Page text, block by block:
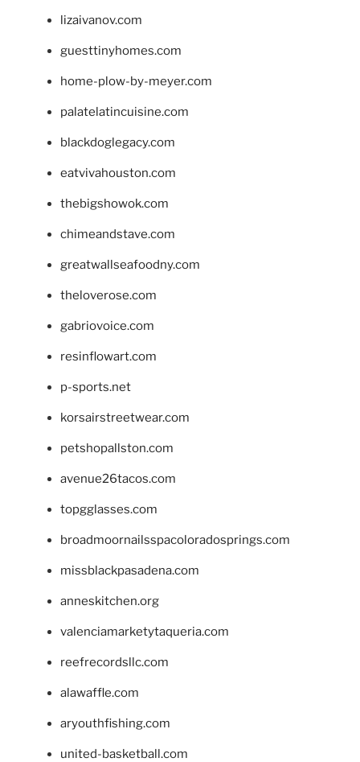
lizaivanov.com
guesttinyhomes.com
home-plow-by-meyer.com
palatelatincuisine.com
blackdoglegacy.com
eatvivahouston.com
thebigshowok.com
chimeandstave.com
greatwallseafoodny.com
theloverose.com
gabriovoice.com
resinflowart.com
p-sports.net
korsairstreetwear.com
petshopallston.com
avenue26tacos.com
topgglasses.com
broadmoornailsspacoloradosprings.com
missblackpasadena.com
anneskitchen.org
valenciamarketytaqueria.com
reefrecordsllc.com
alawaffle.com
aryouthfishing.com
united-basketball.com